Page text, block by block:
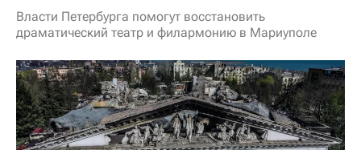
Власти Петербурга помогут восстановить
драматический театр и филармонию в Мариуполе